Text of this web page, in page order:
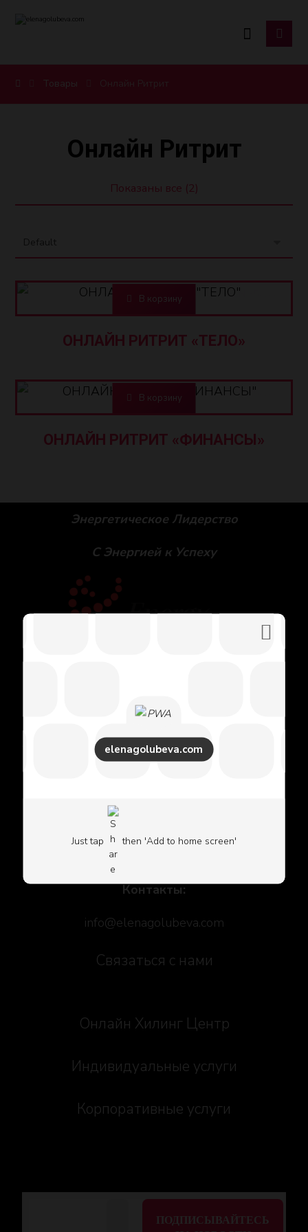
elenagolubeva.com
Бизнес сайт Елены Голубевой
Just tap then 'Add to home screen'
Товары
Онлайн Ритрит
Показаны все (2)
ОНЛАЙН РИТРИТ «ТЕЛО»
AZN
В корзину
ОНЛАЙН РИТРИТ «ФИНАНСЫ»
AZN350,00
В корзину
Энергетическое Лидерство
С Энергией к Успеху
Social icons
Политика Конфиденциальности
Контакты:
info@elenagolubeva.com
Связаться с нами
Онлайн Хилинг Центр
Индивидуальные услуги
Корпоративные услуги